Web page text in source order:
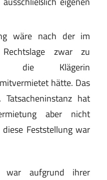
wäre nach der im
zwar zu
die Klägerin
hätte. Das
hat
aber nicht
Feststellung war
aufgrund ihrer